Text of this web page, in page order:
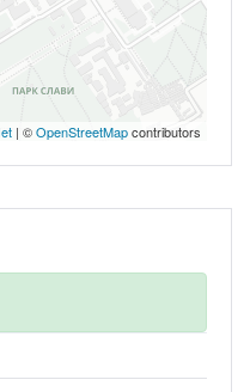
| ©OpenStreetMapcontributors